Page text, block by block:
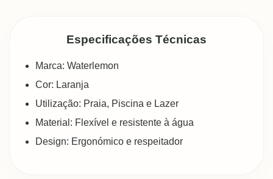
Especificações Técnicas
Marca: Waterlemon
Cor: Laranja
Utilização: Praia, Piscina e Lazer
Material: Flexível e resistente à água
Design: Ergonómico e respeitador